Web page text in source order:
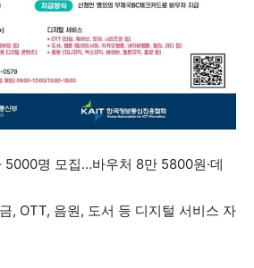
5000명 모집…바우처 8만 5800원·데
, OTT, 음원, 도서 등 디지털 서비스 자